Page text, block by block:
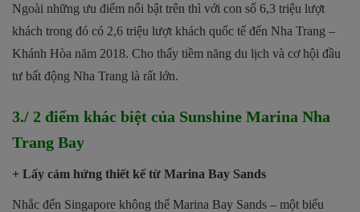
Ngoài những ưu điểm nổi bật trên thì với con số 6,3 triệu lượt
khách trong đó có 2,6 triệu lượt khách quốc tế đến Nha Trang –
Khánh Hòa năm 2018. Cho thấy tiềm năng du lịch và cơ hội đầu
tư bất động Nha Trang là rất lớn.
3./ 2 điểm khác biệt của Sunshine Marina Nha
Trang Bay
+ Lấy cảm hứng thiết kế từ Marina Bay Sands
Nhắc đến Singapore không thể Marina Bay Sands – một biểu